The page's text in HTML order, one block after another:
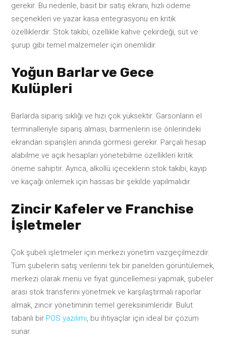
gerekir. Bu nedenle, basit bir satış ekranı, hızlı ödeme
seçenekleri ve yazar kasa entegrasyonu en kritik
özelliklerdir. Stok takibi, özellikle kahve çekirdeği, süt ve
şurup gibi temel malzemeler için önemlidir.
Yoğun Barlar ve Gece
Kulüpleri
Barlarda sipariş sıklığı ve hızı çok yüksektir. Garsonların el
terminalleriyle sipariş alması, barmenlerin ise önlerindeki
ekrandan siparişleri anında görmesi gerekir. Parçalı hesap
alabilme ve açık hesapları yönetebilme özellikleri kritik
öneme sahiptir. Ayrıca, alkollü içeceklerin stok takibi, kayıp
ve kaçağı önlemek için hassas bir şekilde yapılmalıdır.
Zincir Kafeler ve Franchise
İşletmeler
Çok şubeli işletmeler için merkezi yönetim vazgeçilmezdir.
Tüm şubelerin satış verilerini tek bir panelden görüntülemek,
merkezi olarak menü ve fiyat güncellemesi yapmak, şubeler
arası stok transferini yönetmek ve karşılaştırmalı raporlar
almak, zincir yönetiminin temel gereksinimleridir. Bulut
tabanlı bir POS yazılımı, bu ihtiyaçlar için ideal bir çözüm
sunar.